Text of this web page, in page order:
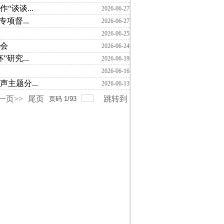
“谈谈... 2026-06-27
项督...
2026-06-27
2026-06-25
2026-06-24
研究...
2026-06-19
2026-06-16
主题分... 2026-06-13
页>> 尾页 页码 1/93 跳转到